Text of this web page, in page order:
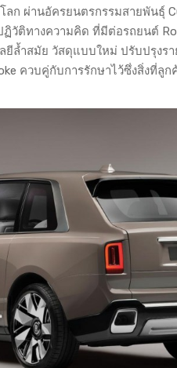
ก ผ่านอัครยนตรกรรมสายพันธุ์
วัติทางความคิด ที่มีต่อรถยนต์
ยีล้ำสมัย วัสดุแบบใหม่ ปรับปรุง
ควบคู่กับการรักษาไว้ซึ่งสิ่งที่ลู